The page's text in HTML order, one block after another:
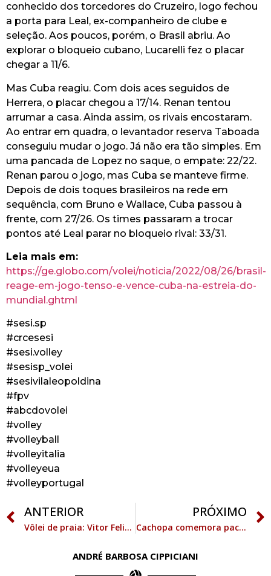
conhecido dos torcedores do Cruzeiro, logo fechou
a porta para Leal, ex-companheiro de clube e
seleção. Aos poucos, porém, o Brasil abriu. Ao
explorar o bloqueio cubano, Lucarelli fez o placar
chegar a 11/6.
Mas Cuba reagiu. Com dois aces seguidos de
Herrera, o placar chegou a 17/14. Renan tentou
arrumar a casa. Ainda assim, os rivais encostaram.
Ao entrar em quadra, o levantador reserva Taboada
conseguiu mudar o jogo. Já não era tão simples. Em
uma pancada de Lopez no saque, o empate: 22/22.
Renan parou o jogo, mas Cuba se manteve firme.
Depois de dois toques brasileiros na rede em
sequência, com Bruno e Wallace, Cuba passou à
frente, com 27/26. Os times passaram a trocar
pontos até Leal parar no bloqueio rival: 33/31.
Leia mais em:
https://ge.globo.com/volei/noticia/2022/08/26/brasil-
reage-em-jogo-tenso-e-vence-cuba-na-estreia-do-
mundial.ghtml
#sesi.sp
#crcesesi
#sesi.volley
#sesisp_volei
#sesivilaleopoldina
#fpv
#abcdovolei
#volley
#volleyball
#volleyitalia
#volleyeua
#volleyportugal
ANTERIOR
Vôlei de praia: Vitor Felipe/Renato e Rebecca/Talita vencem em Fortaleza
PRÓXIMO
Cachopa comemora paciência da seleção para bater o Japão
ANDRÉ BARBOSA CIPPICIANI